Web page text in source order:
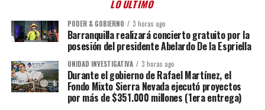
LO ÚLTIMO
PODER & GOBIERNO 3 horas ago
Barranquilla realizará concierto gratuito por la
posesión del presidente Abelardo De la Espriella
UNIDAD INVESTIGATIVA 3 horas ago
Durante el gobierno de Rafael Martínez, el
Fondo Mixto Sierra Nevada ejecutó proyectos
por más de $351.000 millones (1era entrega)